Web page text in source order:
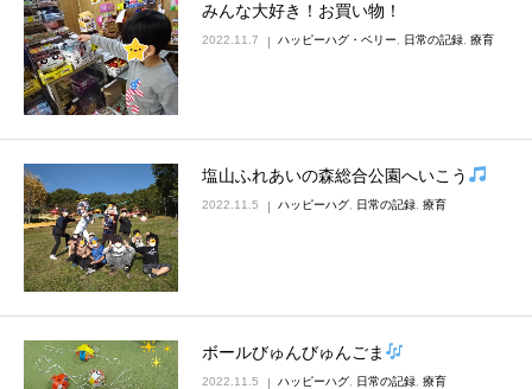
みんな大好き！お買い物！
2022.11.7 ハッピーハグ・ベリー, 日常の記録, 療育
塩山ふれあいの森総合公園へいこう
2022.11.5 ハッピーハグ 日常の記録 療育
ボールびゅんびゅんごま
2022.11.5 ハッピーハグ 日常の記録 療育